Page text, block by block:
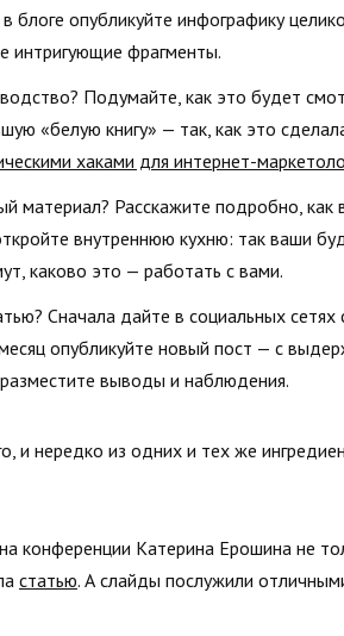
опубликуйте инфографику
интригующие фрагменты.
Подумайте, как это будет
«белую книгу» — так, как это
хаками для интернет-
материал? Расскажите подробно, как
внутреннюю кухню: так ваши
каково это — работать с вами.
Сначала дайте в социальных сетях
опубликуйте новый пост — с
выводы и наблюдения.
и нередко из одних и тех же
конференции Катерина Ерошина не
статью. А слайды послужили